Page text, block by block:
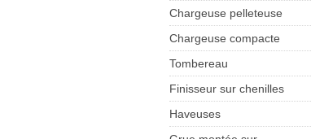
Chargeuse pelleteuse
Chargeuse compacte
Tombereau
Finisseur sur chenilles
Haveuses